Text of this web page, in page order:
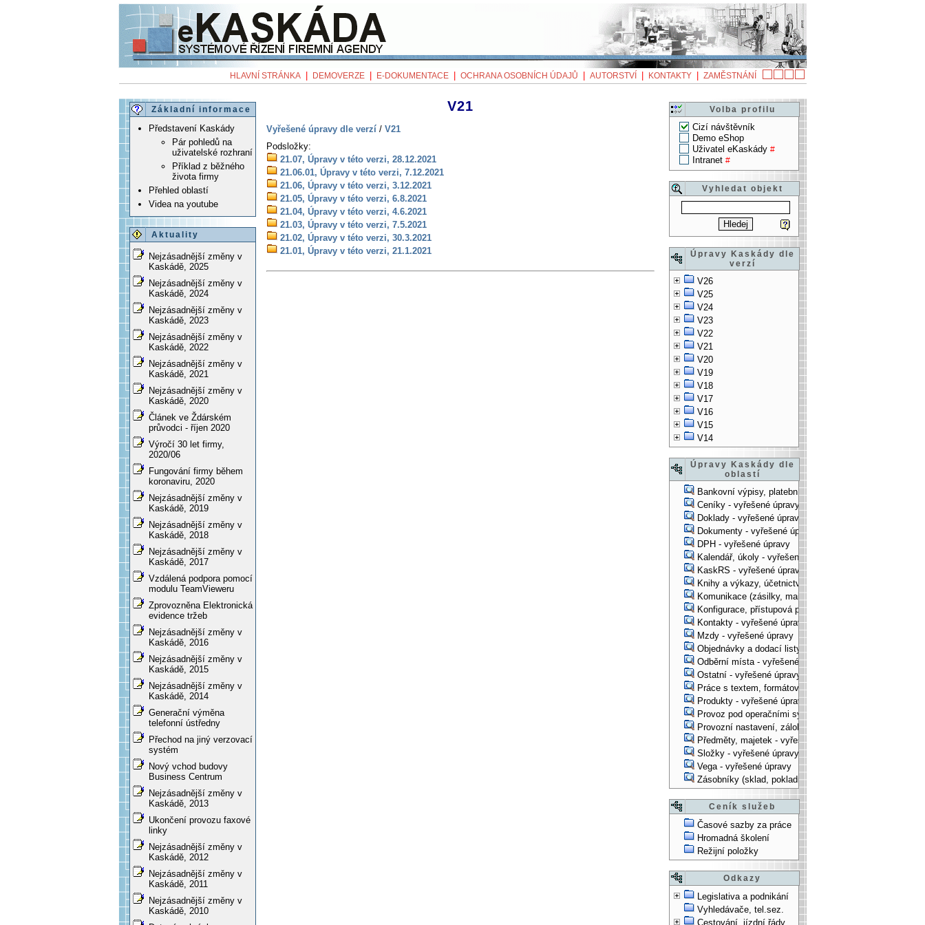
HLAVNÍ STRÁNKA DEMOVERZE E-DOKUMENTACE OCHRANA OSOBNÍCH ÚDAJŮ AUTORSTVÍ KONTAKTY ZAMĚSTNÁNÍ
Základní informace
Představení Kaskády
Pár pohledů na
uživatelské rozhraní
Příklad z běžného
života firmy
Přehled oblastí
Videa na youtube
Aktuality
Nejzásadnější změny v
Kaskádě, 2025
Nejzásadnější změny v
Kaskádě, 2024
Nejzásadnější změny v
Kaskádě, 2023
Nejzásadnější změny v
Kaskádě, 2022
Nejzásadnější změny v
Kaskádě, 2021
Nejzásadnější změny v
Kaskádě, 2020
Článek ve Ždárském
průvodci - říjen 2020
Výročí 30 let firmy,
2020/06
Fungování firmy během
koronaviru, 2020
Nejzásadnější změny v
Kaskádě, 2019
Nejzásadnější změny v
Kaskádě, 2018
Nejzásadnější změny v
Kaskádě, 2017
Vzdálená podpora pomocí
modulu TeamVieweru
Zprovozněna Elektronická
evidence tržeb
Nejzásadnější změny v
Kaskádě, 2016
Nejzásadnější změny v
Kaskádě, 2015
Nejzásadnější změny v
Kaskádě, 2014
Generační výměna
telefonní ústředny
Přechod na jiný verzovací
systém
Nový vchod budovy
Business Centrum
Nejzásadnější změny v
Kaskádě, 2013
Ukončení provozu faxové
linky
Nejzásadnější změny v
Kaskádě, 2012
Nejzásadnější změny v
Kaskádě, 2011
Nejzásadnější změny v
Kaskádě, 2010
Volba profilu
Cizí návštěvník
Demo eShop
Uživatel eKaskády #
Intranet #
Vyhledat objekt
Úpravy Kaskády dle
verzí
V26
V25
V24
V23
V22
V21
V20
V19
V18
V17
V16
V15
V14
Úpravy Kaskády dle
oblastí
Bankovní výpisy, platební příkazy - vyřešené úpravy
Ceníky - vyřešené úpravy
Doklady - vyřešené úpravy
Dokumenty - vyřešené úpravy
DPH - vyřešené úpravy
Kalendář, úkoly - vyřešené úpravy
KaskRS - vyřešené úpravy
Knihy a výkazy, účetnictví - vyřešené úpravy
Komunikace (zásilky, mail-systém, ...) - vyřešené úpravy
Konfigurace, přístupová práva, ... - vyřešené úpravy
Kontakty - vyřešené úpravy
Mzdy - vyřešené úpravy
Objednávky a dodací listy - vyřešené úpravy
Odběrní místa - vyřešené úpravy
Ostatní - vyřešené úpravy
Práce s textem, formátování, ... - vyřešené úpravy
Produkty - vyřešené úpravy
Provoz pod operačními systémy, technologické věci -
Provozní nastavení, zálohování, instalace, ... -
Předměty, majetek - vyřešené úpravy
Složky - vyřešené úpravy
Vega - vyřešené úpravy
Zásobníky (sklad, pokladna, bank. účet) - vyřešené
Ceník služeb
Časové sazby za práce
Hromadná školení
Režijní položky
Odkazy
Legislativa a podnikání
Vyhledávače, tel.sez.
Cestování, jízdní řády
V21
Vyřešené úpravy dle verzí / V21
Podsložky:
21.07, Úpravy v této verzi, 28.12.2021
21.06.01, Úpravy v této verzi, 7.12.2021
21.06, Úpravy v této verzi, 3.12.2021
21.05, Úpravy v této verzi, 6.8.2021
21.04, Úpravy v této verzi, 4.6.2021
21.03, Úpravy v této verzi, 7.5.2021
21.02, Úpravy v této verzi, 30.3.2021
21.01, Úpravy v této verzi, 21.1.2021